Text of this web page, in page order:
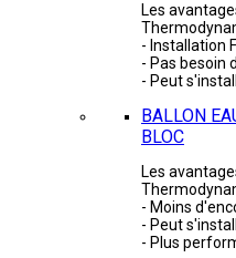
Les
- Installation
- Pas besoin
- Peut
BALLON
BLOC
Les
- Moins
- Peut
- Plus